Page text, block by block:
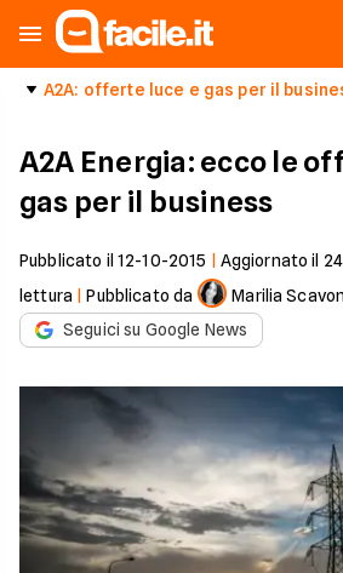
A2A: offerte luce e gas per il
A2A Energia: ecco le
gas per il business
Pubblicato il 12-10-2015 Aggiornato il
lettura |Pubblicato da
Marilia
Seguici su Google News